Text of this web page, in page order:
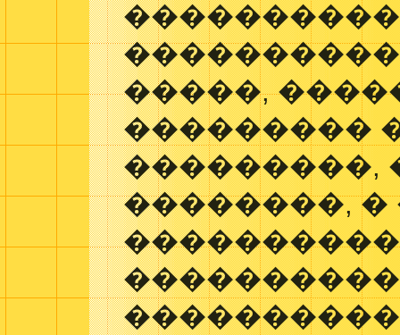
�����,
���������
���������,
��������, �